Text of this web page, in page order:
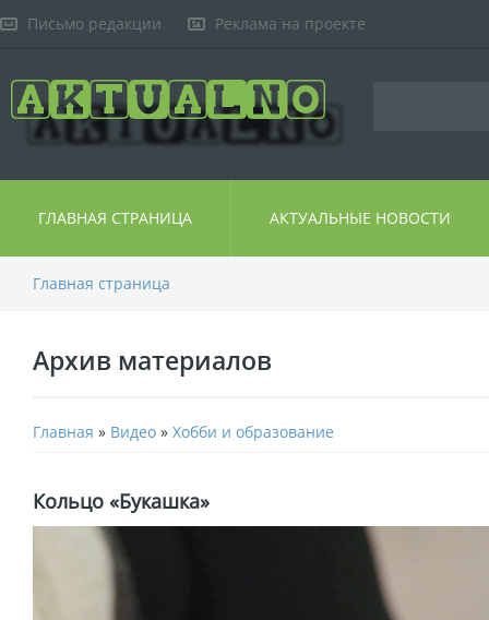
Письмо редакции Реклама на проекте
ГЛАВНАЯ СТРАНИЦА АКТУАЛЬНЫЕ НОВОСТИ
Главная страница
Архив материалов
Главная » Видео » Хобби и образование
Кольцо «Букашка»